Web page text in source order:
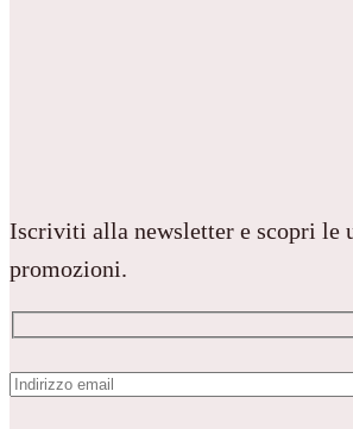
Iscriviti alla newsletter e scopri le
promozioni.